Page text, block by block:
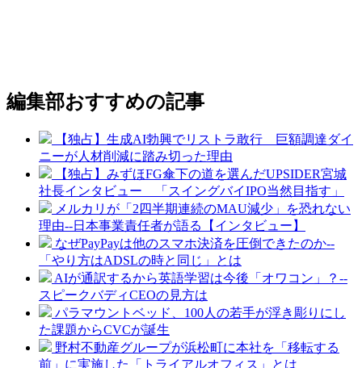
編集部おすすめの記事
【独占】生成AI勃興でリストラ敢行 巨額調達ダイ
ニーが人材削減に踏み切った理由
【独占】みずほFG傘下の道を選んだUPSIDER宮城
社長インタビュー 「スイングバイIPO当然目指す」
メルカリが「2四半期連続のMAU減少」を恐れない
理由--日本事業責任者が語る【インタビュー】
なぜPayPayは他のスマホ決済を圧倒できたのか--
「やり方はADSLの時と同じ」とは
AIが通訳するから英語学習は今後「オワコン」？--
スピークバディCEOの見方は
パラマウントベッド、100人の若手が浮き彫りにし
た課題からCVCが誕生
野村不動産グループが浜松町に本社を「移転する
前」に実施した「トライアルオフィス」とは